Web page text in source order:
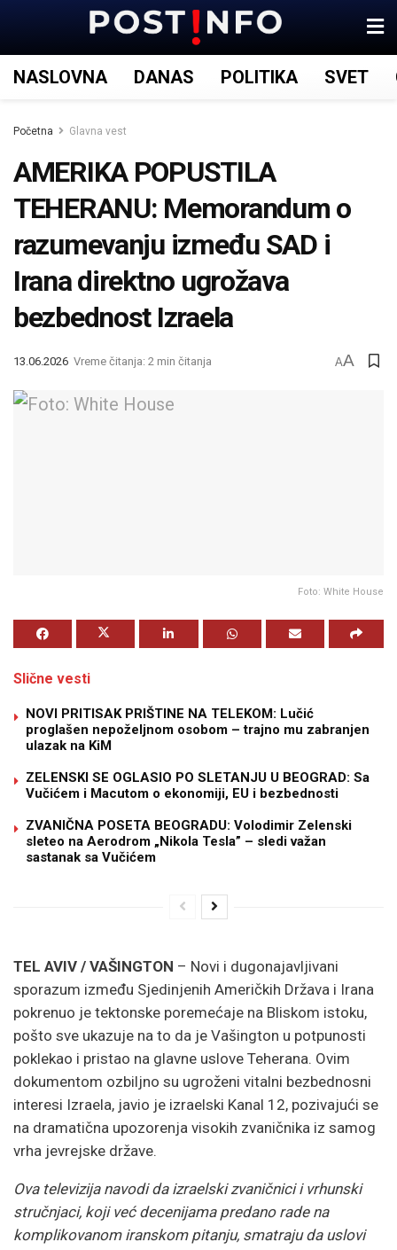
NASLOVNA DANAS POLITIKA SVET
Početna Glavna vest
AMERIKA POPUSTILA
TEHERANU: Memorandum o
razumevanju između SAD i
Irana direktno ugrožava
bezbednost Izraela
13.06.2026 Vreme čitanja: 2 min čitanja AA
Foto: White House
Slične vesti
NOVI PRITISAK PRIŠTINE NA TELEKOM: Lučić
proglašen nepoželjnom osobom – trajno mu zabranjen
ulazak na KiM
ZELENSKI SE OGLASIO PO SLETANJU U BEOGRAD: Sa
Vučićem i Macutom o ekonomiji, EU i bezbednosti
ZVANIČNA POSETA BEOGRADU: Volodimir Zelenski
sleteo na Aerodrom „Nikola Tesla” – sledi važan
sastanak sa Vučićem
TEL AVIV / VAŠINGTON – Novi i dugonajavljivani
sporazum između Sjedinjenih Američkih Država i Irana
pokrenuo je tektonske poremećaje na Bliskom istoku,
pošto sve ukazuje na to da je Vašington u potpunosti
poklekao i pristao na glavne uslove Teherana. Ovim
dokumentom ozbiljno su ugroženi vitalni bezbednosni
interesi Izraela, javio je izraelski Kanal 12, pozivajući se
na dramatična upozorenja visokih zvaničnika iz samog
vrha jevrejske države.
Ova televizija navodi da izraelski zvaničnici i vrhunski
stručnjaci, koji već decenijama predano rade na
komplikovanom iranskom pitanju, smatraju da uslovi